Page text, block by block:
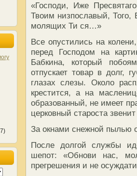
«Господи, Иже
Твоим низпославый, Того,
молящих Ти ся…»
Все опустились на
перед Господом на
Бабкина, который
отпускает товар в долг,
глазах слезы. Около
крестится, а на
образованный, не имеет
церковный староста
За окнами снежной пылью
После долгой службы
шепот: «Обнови нас,
прегрешения и не